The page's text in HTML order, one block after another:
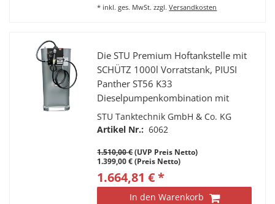
* inkl. ges. MwSt. zzgl.Versandkosten
Die STU Premium Hoftankstelle mit
SCHÜTZ 1000l Vorratstank, PIUSI
Panther ST56 K33
Dieselpumpenkombination mit
Zählwerk, autom Zapfventil,
Saugschlauch. Lieferung frei Haus
STU Tanktechnik GmbH & Co. KG
Artikel Nr.: 6062
1.510,00 €(UVP Preis Netto)
1.399,00 € (Preis Netto)
1.664,81 € *
In den Warenkorb